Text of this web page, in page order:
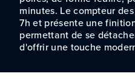
minutes. Le compteur
7h et présente une
permettant de se
d'offrir une touche